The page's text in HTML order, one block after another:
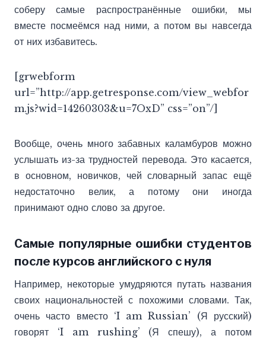
соберу самые распространённые ошибки, мы
вместе посмеёмся над ними, а потом вы навсегда
от них избавитесь.
[grwebform
url=”http://app.getresponse.com/view_webfor
m.js?wid=14260303&u=7OxD” css=”on”/]
Вообще, очень много забавных каламбуров можно
услышать из-за трудностей перевода. Это касается,
в основном, новичков, чей словарный запас ещё
недостаточно велик, а потому они иногда
принимают одно слово за другое.
Самые популярные ошибки студентов
после курсов английского с нуля
Например, некоторые умудряются путать названия
своих национальностей с похожими словами. Так,
очень часто вместо ‘I am Russian’ (Я русский)
говорят ‘I am rushing’ (Я спешу), а потом